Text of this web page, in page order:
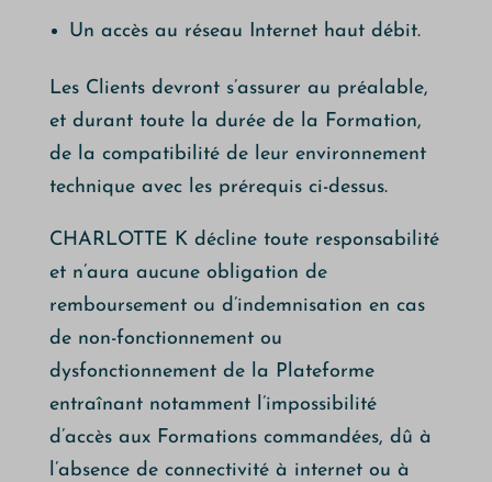
Un accès au réseau Internet haut débit.
Les Clients devront s’assurer au préalable,
et durant toute la durée de la Formation,
de la compatibilité de leur environnement
technique avec les prérequis ci-dessus.
CHARLOTTE K décline toute responsabilité
et n’aura aucune obligation de
remboursement ou d’indemnisation en cas
de non-fonctionnement ou
dysfonctionnement de la Plateforme
entraînant notamment l’impossibilité
d’accès aux Formations commandées, dû à
l’absence de connectivité à internet ou à